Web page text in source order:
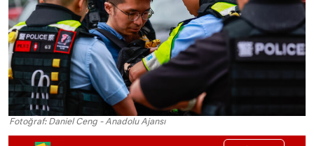
Fotoğraf: Daniel Ceng - Anadolu Ajansı